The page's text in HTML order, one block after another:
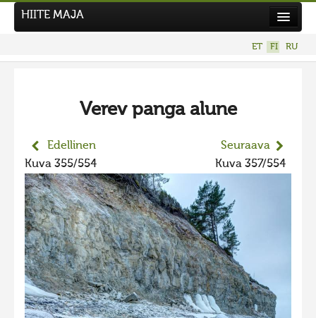
Hiite kuvavõistlus 2026
Hiisien kuvakilpailu 2025
2025 kuvakilpailu lisä
Liikuvad kuvad 2025
Hiisien kuvakilpailu 2024
2024 kuvakilpailu lisä
Liikkuvat kuvat 2024
Hiisien kuvakilpailu 2023
HIITE MAJA
ET FI RU
Verev panga alune
Edellinen
Kuva 355/554
Seuraava
Kuva 357/554